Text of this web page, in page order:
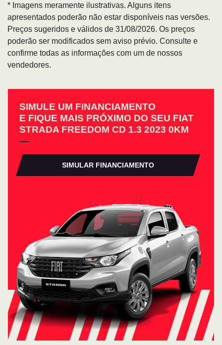
* Imagens meramente ilustrativas. Alguns itens
apresentados poderão não estar disponíveis nas versões.
Preços sugeridos e válidos de 31/08/2026. Os preços
poderão ser modificados sem aviso prévio. Consulte e
confirme todas as informações com um de nossos
vendedores.
SIMULE UM FINANCIAMENTO
E FIQUE MAIS PRÓXIMO DO SEU FIAT
STRADA FREEDOM CD 1.3 2023 0KM
SIMULAR FINANCIAMENTO